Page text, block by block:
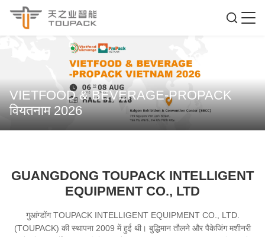
VIETFOOD & BEVERAGE-PROPACK
वियतनाम 2026
GUANGDONG TOUPACK INTELLIGENT
EQUIPMENT CO., LTD
गुआंग्डोंग TOUPACK INTELLIGENT EQUIPMENT CO., LTD.
(TOUPACK) की स्थापना 2009 में हुई थी। बुद्धिमान तौलने और पैकेजिंग मशीनरी